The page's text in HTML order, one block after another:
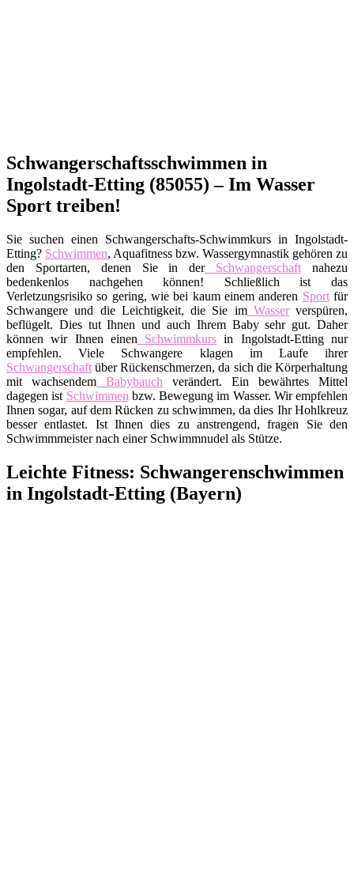
Schwangerschaftsschwimmen in
Ingolstadt-Etting (85055) – Im Wasser
Sport treiben!
Sie suchen einen Schwangerschafts-Schwimmkurs in Ingolstadt-
Etting? Schwimmen, Aquafitness bzw. Wassergymnastik gehören zu
den Sportarten, denen Sie in derSchwangerschaft nahezu
bedenkenlos nachgehen können! Schließlich ist das
Verletzungsrisiko so gering, wie bei kaum einem anderen Sportfür
Schwangere und die Leichtigkeit, die Sie imWasserverspüren,
beflügelt. Dies tut Ihnen und auch Ihrem Baby sehr gut. Daher
können wir Ihnen einen Schwimmkurs in Ingolstadt-Etting nur
empfehlen. Viele Schwangere klagen im Laufe ihrer
Schwangerschaft über Rückenschmerzen, da sich die Körperhaltung
mit wachsendem Babybauch verändert. Ein bewährtes Mittel
dagegen ist Schwimmen bzw. Bewegung im Wasser. Wir empfehlen
Ihnen sogar, auf dem Rücken zu schwimmen, da dies Ihr Hohlkreuz
besser entlastet. Ist Ihnen dies zu anstrengend, fragen Sie den
Schwimmmeister nach einer Schwimmnudel als Stütze.
Leichte Fitness: Schwangerenschwimmen
in Ingolstadt-Etting (Bayern)